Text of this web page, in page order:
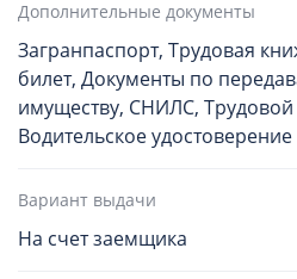
Дополнительные документы
Загранпаспорт, Трудовая
билет, Документы по
имуществу, СНИЛС, Трудовой
Водительское удостоверение
Вариант выдачи
На счет заемщика